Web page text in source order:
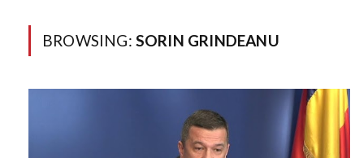
BROWSING: SORIN GRINDEANU